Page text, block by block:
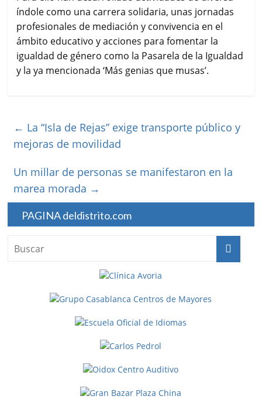
índole como una carrera solidaria, unas jornadas
profesionales de mediación y convivencia en el
ámbito educativo y acciones para fomentar la
igualdad de género como la Pasarela de la Igualdad
y la ya mencionada ‘Más genias que musas’.
← La “Isla de Rejas” exige transporte público y
mejoras de movilidad
Un millar de personas se manifestaron en la
marea morada →
PAGINA deldistrito.com